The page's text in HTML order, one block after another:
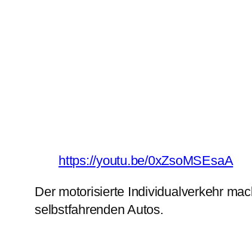
https://youtu.be/0xZsoMSEsaA
Der motorisierte Individualverkehr
selbstfahrenden Autos.